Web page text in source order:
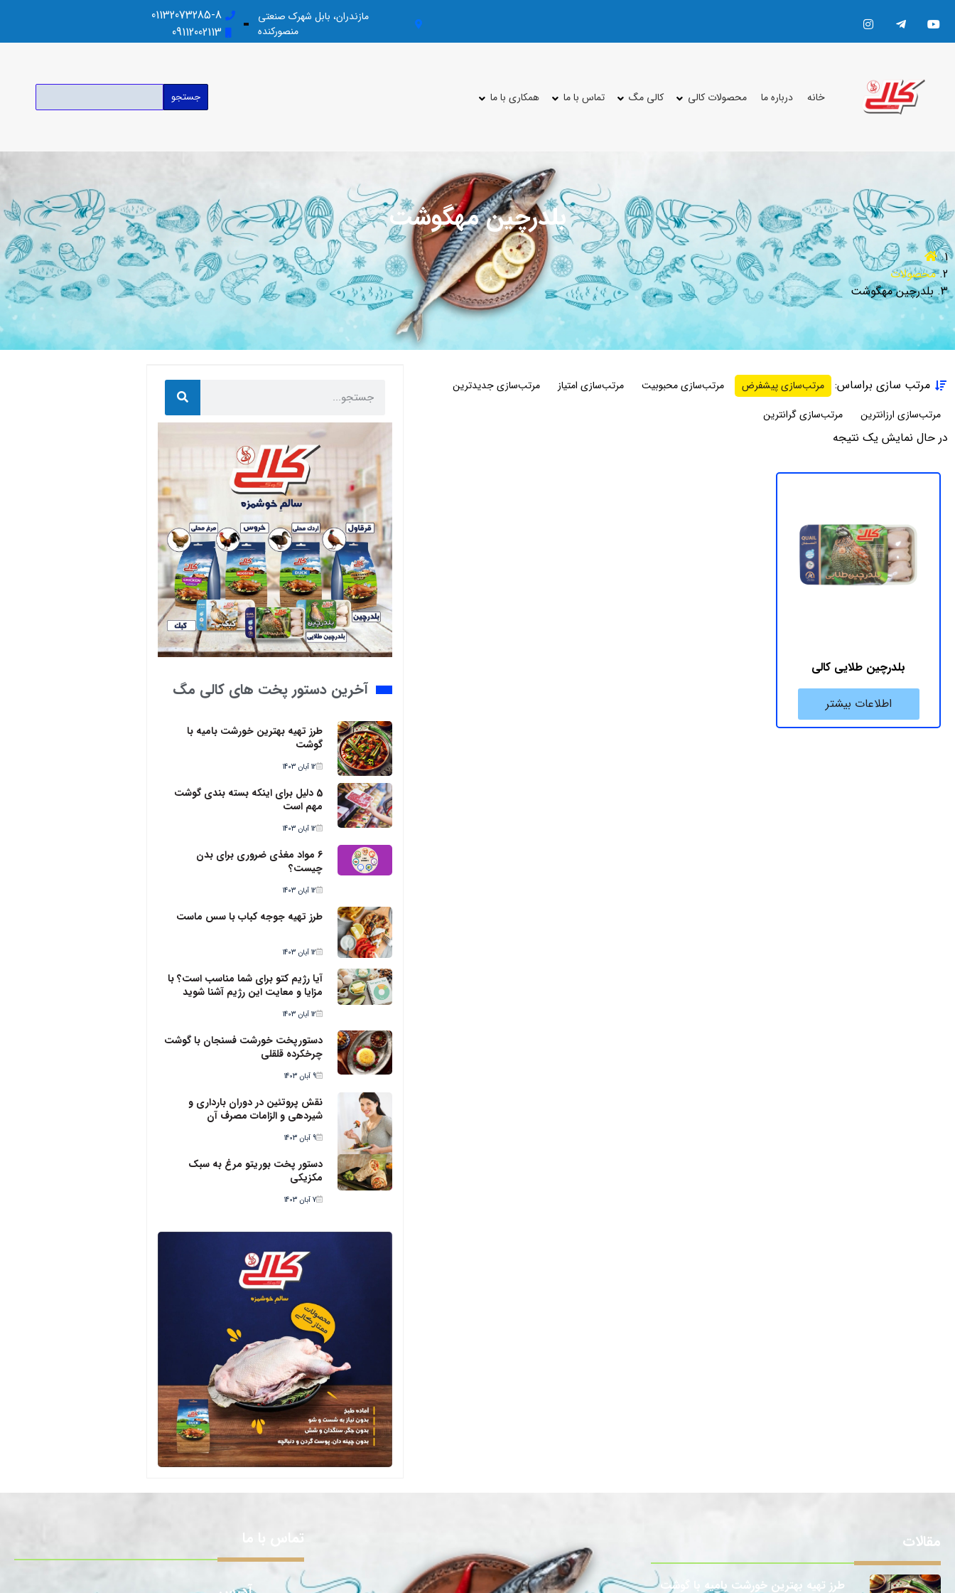
مازندران، بابل شهرک صنعتی
منصورکنده
01132073285-8
09112002113
خانه درباره ما محصولات کالی کالی مگ تماس با ما همکاری با ما جستجو
بلدرچین مهگوشت
محصولات
بلدرچین مهگوشت
در حال نمایش یک نتیجه
مرتب سازی براساس: مرتب‌سازی پیشفرض مرتب‌سازی محبوبیت مرتب‌سازی امتیاز
مرتب‌سازی جدیدترین
مرتب‌سازی ارزانترین
مرتب‌سازی گرانترین
بلدرچین طلایی کالی
اطلاعات بیشتر
آخرین دستور پخت های کالی مگ
طرز تهیه بهترین خورشت بامیه با
گوشت
12 آبان 1403
5 دلیل برای اینکه بسته بندی گوشت
مهم است
12 آبان 1403
6 مواد مغذی ضروری برای بدن
چیست؟
12 آبان 1403
طرز تهیه جوجه کباب با سس ماست
12 آبان 1403
آیا رژیم کتو برای شما مناسب است؟ با
مزایا و معایت این رژیم آشنا شوید
12 آبان 1403
دستورپخت خورشت فسنجان با گوشت
چرخکرده قلقلی
9 آبان 1403
نقش پروتئین در دوران بارداری و
شیردهی و الزامات مصرف آن
9 آبان 1403
دستور پخت بوریتو مرغ به سبک
مکزیکی
7 آبان 1403
مقالات
طرز تهیه بهترین خورشت بامیه با گوشت
تماس با ما